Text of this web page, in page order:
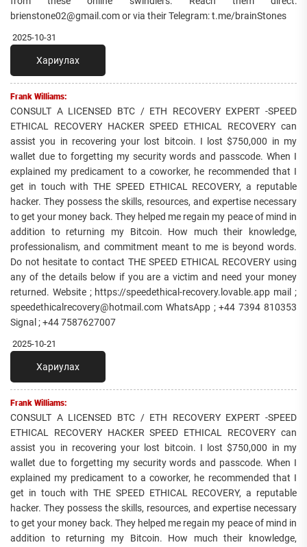
brienstone02@gmail.com or via their Telegram: t.me/brainStones
2025-10-31
Хариулах
Frank Williams:
CONSULT A LICENSED BTC / ETH RECOVERY EXPERT -SPEED
ETHICAL RECOVERY HACKER SPEED ETHICAL RECOVERY can
assist you in recovering your lost bitcoin. I lost $750,000 in my
wallet due to forgetting my security words and passcode. When I
explained my predicament to a coworker, he recommended that I
get in touch with THE SPEED ETHICAL RECOVERY, a reputable
hacker. They possess the skills, resources, and expertise necessary
to get your money back. They helped me regain my peace of mind in
addition to returning my Bitcoin. How much their knowledge,
professionalism, and commitment meant to me is beyond words.
Do not hesitate to contact THE SPEED ETHICAL RECOVERY using
any of the details below if you are a victim and need your money
returned. Website ; https://speedethical-recovery.lovable.app mail ;
speedethicalrecovery@hotmail.com WhatsApp ; +44 7394 810353
Signal ; +44 7587627007
2025-10-21
Хариулах
Frank Williams:
CONSULT A LICENSED BTC / ETH RECOVERY EXPERT -SPEED
ETHICAL RECOVERY HACKER SPEED ETHICAL RECOVERY can
assist you in recovering your lost bitcoin. I lost $750,000 in my
wallet due to forgetting my security words and passcode. When I
explained my predicament to a coworker, he recommended that I
get in touch with THE SPEED ETHICAL RECOVERY, a reputable
hacker. They possess the skills, resources, and expertise necessary
to get your money back. They helped me regain my peace of mind in
addition to returning my Bitcoin. How much their knowledge,